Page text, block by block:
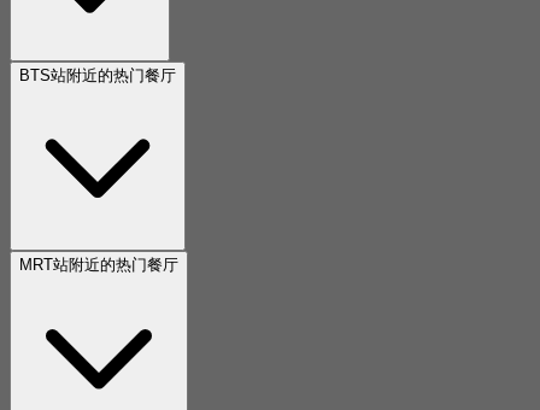
BTS站附近的热门餐厅
MRT站附近的热门餐厅